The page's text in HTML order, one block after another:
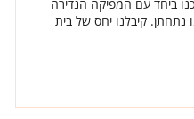
ביחד עם המפיקה הנדירה
קיבלנו יחס של בית